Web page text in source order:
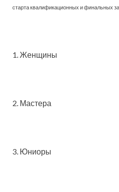
старта квалификационных и финальных
1. Женщины
2. Мастера
3. Юниоры